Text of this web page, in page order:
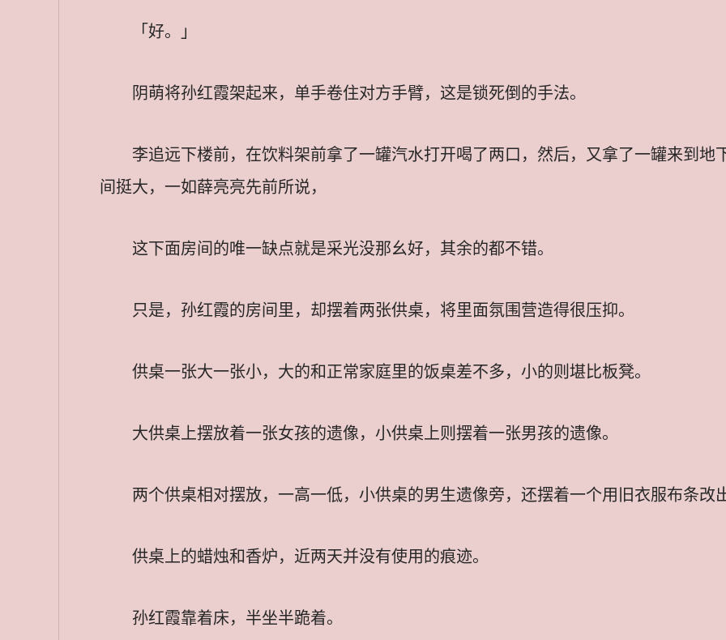
「好。」
阴萌将孙红霞架起来，单手卷住对方手臂，这是锁死倒的手法。
李追远下楼前，在饮料架前拿了一罐汽水打开喝了两口，然后，又拿了一罐来到地
间挺大，一如薛亮亮先前所说，
这下面房间的唯一缺点就是采光没那幺好，其余的都不错。
只是，孙红霞的房间里，却摆着两张供桌，将里面氛围营造得很压抑。
供桌一张大一张小，大的和正常家庭里的饭桌差不多，小的则堪比板凳。
大供桌上摆放着一张女孩的遗像，小供桌上则摆着一张男孩的遗像。
两个供桌相对摆放，一高一低，小供桌的男生遗像旁，还摆着一个用旧衣服布条改
供桌上的蜡烛和香炉，近两天并没有使用的痕迹。
孙红霞靠着床，半坐半跪着。